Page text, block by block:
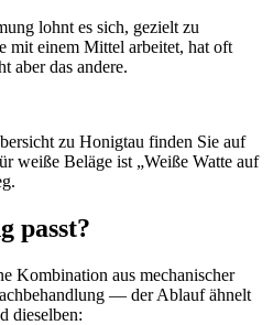
lohnt es sich, gezielt zu
mit einem Mittel arbeitet, hat oft
aber das andere.
zu Honigtau finden Sie auf
weiße Beläge ist „Weiße Watte auf
passt?
Kombination aus mechanischer
— der Ablauf ähnelt
dieselben: